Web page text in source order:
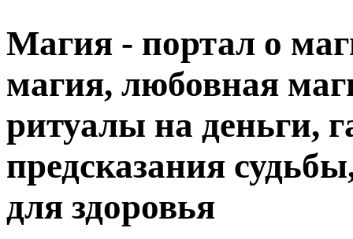
Магия - портал о
магия, любовная
ритуалы на деньги,
предсказания
для здоровья